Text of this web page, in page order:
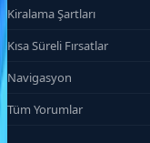
Kiralama Şartları
Kısa Süreli Fırsatlar
Navigasyon
Tüm Yorumlar